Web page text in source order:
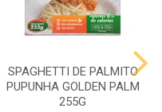
SPAGHETTI DE PALMITO
PUPUNHA GOLDEN PALM
255G